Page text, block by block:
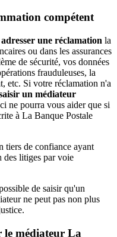
compétent
adresser une réclamation la
ou dans les assurances
de sécurité, vos données
frauduleuses, la
etc. Si votre réclamation n'a
un médiateur
ne pourra vous aider que si
à La Banque Postale
tiers de confiance ayant
des litiges par voie
de saisir qu'un
ne peut pas non plus
le médiateur La